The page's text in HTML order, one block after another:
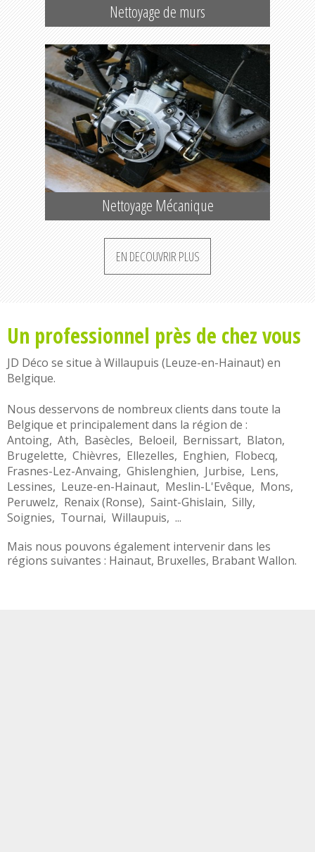
Nettoyage de murs
Nettoyage Mécanique
EN DECOUVRIR PLUS
Un professionnel près de chez vous
JD Déco se situe à Willaupuis (Leuze-en-Hainaut) en
Belgique.
Nous desservons de nombreux clients dans toute la
Belgique et principalement dans la région de :
Antoing, Ath, Basècles, Beloeil, Bernissart, Blaton,
Brugelette, Chièvres, Ellezelles, Enghien, Flobecq,
Frasnes-Lez-Anvaing, Ghislenghien, Jurbise, Lens,
Lessines, Leuze-en-Hainaut, Meslin-L'Evêque, Mons,
Peruwelz, Renaix (Ronse), Saint-Ghislain, Silly,
Soignies, Tournai, Willaupuis, ...
Mais nous pouvons également intervenir dans les
régions suivantes : Hainaut, Bruxelles, Brabant Wallon.